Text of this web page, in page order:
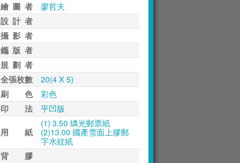
繪 圖 者
廖哲夫
設 計 者
攝 影 者
鑴 版 者
規 劃 者
全張枚數
20(4 X 5)
刷 色
彩色
印 法
平凹版
用 紙
(1) 3.50 燐光郵票紙
(2)13.00 國產雪面上膠郵
字水紋紙
背 膠